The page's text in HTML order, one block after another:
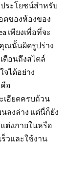
ระโยชน์สำหรับ
ของห้องของ
เพียงเพื่อที่จะ
ณนั้นผิดรูปร่าง
อนถึงสไตล์
ได้อย่าง
อ
เอียดครบถ้วน
ลงล่าง แต่นี่ก็ยัง
ต่งภายในหรือ
วและใช้งาน